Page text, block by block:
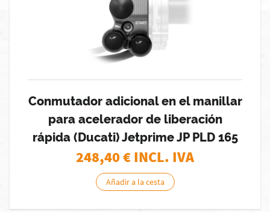
Conmutador adicional en el manillar
para acelerador de liberación
rápida (Ducati) Jetprime JP PLD 165
248,40€ INCL. IVA
Añadir a la cesta